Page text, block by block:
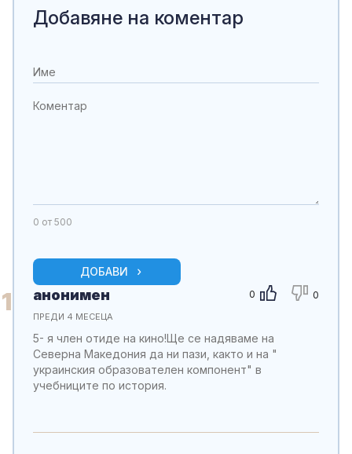
Добавяне на коментар
0 от 500
ДОБАВИ
1 0 0
анонимен
ПРЕДИ 4 МЕСЕЦА
5- я член отиде на кино!Ще се надяваме на
Северна Македония да ни пази, както и на "
украинския образователен компонент" в
учебниците по история.